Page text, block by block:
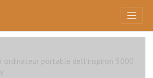
ordinateur portable dell inspiron 5000